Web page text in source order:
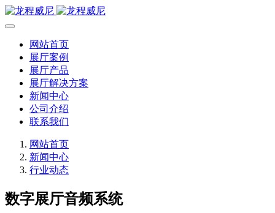
网站首页
展厅案例
展厅产品
展厅解决方案
新闻中心
公司介绍
联系我们
网站首页
新闻中心
行业动态
数字展厅音频系统